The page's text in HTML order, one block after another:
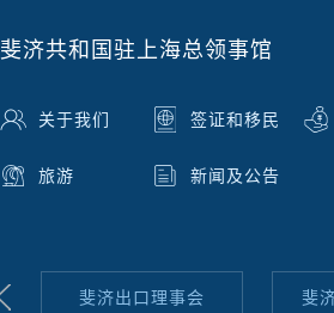
斐济共和国驻上海总领事馆
关于我们 签证和移民
旅游 新闻及公告
斐济出口理事会 斐